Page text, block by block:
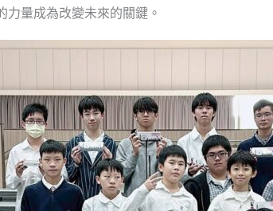
量成為改變未來的關鍵。